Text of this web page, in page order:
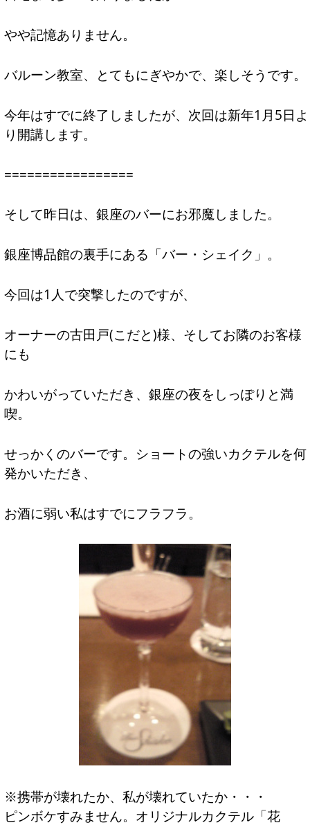
やや記憶ありません。
バルーン教室、とてもにぎやかで、楽しそうです。
今年はすでに終了しましたが、次回は新年1月5日よ
り開講します。
=================
そして昨日は、銀座のバーにお邪魔しました。
銀座博品館の裏手にある「バー・シェイク」。
今回は1人で突撃したのですが、
オーナーの古田戸(こだと)様、そしてお隣のお客様
にも
かわいがっていただき、銀座の夜をしっぽりと満
喫。
せっかくのバーです。ショートの強いカクテルを何
発かいただき、
お酒に弱い私はすでにフラフラ。
※携帯が壊れたか、私が壊れていたか・・・
ピンボケすみません。オリジナルカクテル「花